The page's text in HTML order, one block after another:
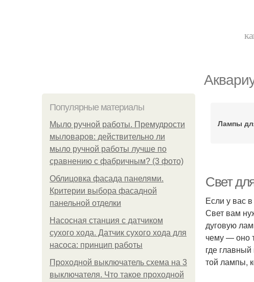
Популярные материалы
Мыло ручной работы. Премудрости
мыловаров: действительно ли
мыло ручной работы лучше по
сравнению с фабричным? (3 фото)
Облицовка фасада панелями.
Критерии выбора фасадной
панельной отделки
Насосная станция с датчиком
сухого хода. Датчик сухого хода для
насоса: принцип работы
Проходной выключатель схема на 3
выключателя. Что такое проходной
Лампы
Свет
Если у вас
Свет вам
дуговую
чему — оно
где
той лампы,